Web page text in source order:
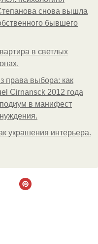
снова вышла
бывшего
в светлых
права выбора: как
Cirnansck 2012 года
в манифест
украшения интерьера.